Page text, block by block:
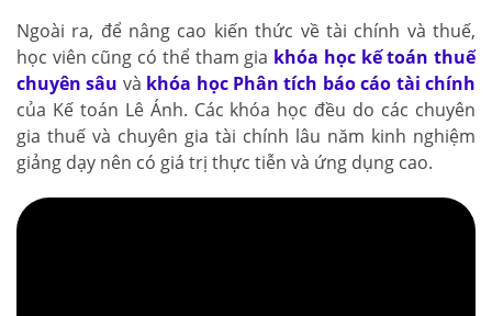
Ngoài ra, để nâng cao kiến thức về tài chính và thuế,
học viên cũng có thể tham gia khóa học kế toán thuế
chuyên sâu và khóa học Phân tích báo cáo tài chính
của Kế toán Lê Ánh. Các khóa học đều do các chuyên
gia thuế và chuyên gia tài chính lâu năm kinh nghiệm
giảng dạy nên có giá trị thực tiễn và ứng dụng cao.